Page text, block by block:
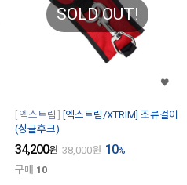
SOLD OUT!
엑스트림
[엑스트림/XTRIM] 조류걸이
(싱글후크)
34,200원 38,000원 10%
구매 10